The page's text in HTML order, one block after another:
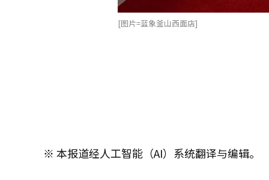
[图片=蓝象釜山西面店]
※ 本报道经人工智能（AI）系统翻译与编辑。